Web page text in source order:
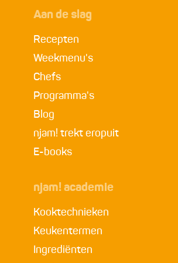
Aan de slag
Recepten
Weekmenu's
Chefs
Programma's
Blog
njam! trekt eropuit
E-books
njam! academie
Kooktechnieken
Keukentermen
Ingrediënten